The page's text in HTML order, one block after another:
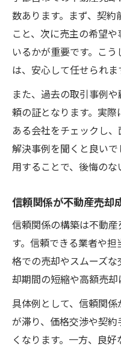
数あります。まず、契
こと、次に売主の希望
いるかが重要です。こ
は、安心して任せられま
また、過去の取引事例
頼の証となります。実
ある会社をチェックし
解決事例を聞くと良い
用することで、後悔のな
信頼関係が不動産売却
信頼関係の構築は不動
す。信頼できる業者や
格での売却やスムーズ
却期間の短縮や高額売却
具体例として、信頼関
が滞り、価格交渉や契
くなります。一方、良